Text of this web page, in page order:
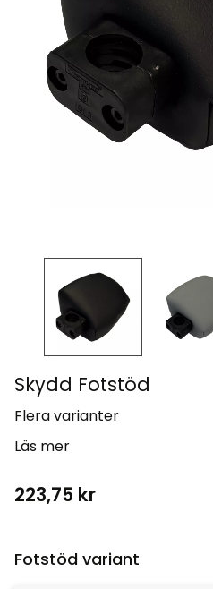
Skydd Fotstöd
Flera varianter
Läs mer
223,75 kr
Fotstöd variant :